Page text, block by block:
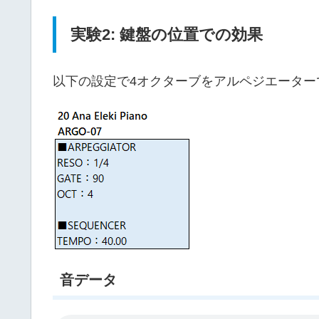
実験2: 鍵盤の位置での効果
以下の設定で4オクターブをアルペジエーター
音データ